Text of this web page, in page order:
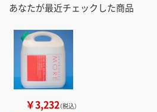
あなたが最近チェックした商品
￥3,232（税込）